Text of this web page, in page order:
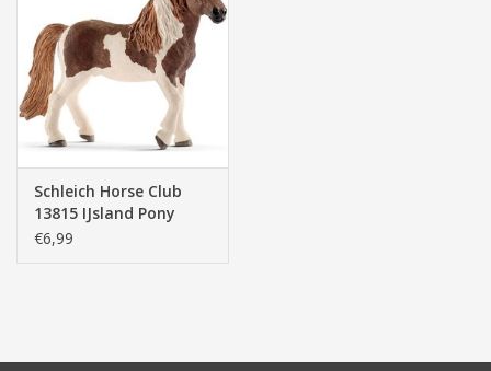
Elektra
Baby & Peuter
Speelgoed & hobby
Cadeau & feest
Schleich Horse Club
13815 IJsland Pony
Hengst
€6,99